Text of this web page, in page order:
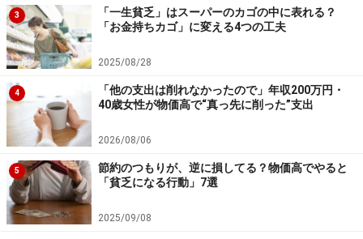
レジャー施設で楽しんでまぐろを食べるだけでも十分楽
しいしお得ですが、バスが乗り放題（エリア制限有）な
ので、さらに三崎港へ行って海産物を買っても良いです
し、城ヶ島へ足を運ぶのも良いです。バスに乗れば乗る
ほどお得になるのです。
ゴールデンウイークや夏休みの混雑期は要
注意
お得なきっぷであることは間違いないですが、バスを利
3
「一生貧乏」はスーパーのカゴの中に表れる？
「お金持ちカゴ」に変える4つの工夫
2025/08/28
4
「他の支出は削れなかったので」年収200万円・
40歳女性が物価高で“真っ先に削った”支出
2026/08/06
5
節約のつもりが、逆に損してる？物価高でやると
「貧乏になる行動」7選
2025/09/08